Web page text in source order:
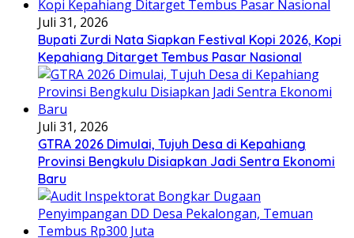
Juli 31, 2026
Bupati Zurdi Nata Siapkan Festival Kopi 2026, Kopi
Kepahiang Ditarget Tembus Pasar Nasional
Juli 31, 2026
GTRA 2026 Dimulai, Tujuh Desa di Kepahiang
Provinsi Bengkulu Disiapkan Jadi Sentra Ekonomi
Baru